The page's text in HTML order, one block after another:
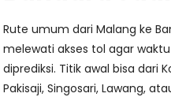
Rute umum dari Malang ke
melewati akses tol agar
diprediksi. Titik awal bisa dari
Pakisaji, Singosari, Lawang,